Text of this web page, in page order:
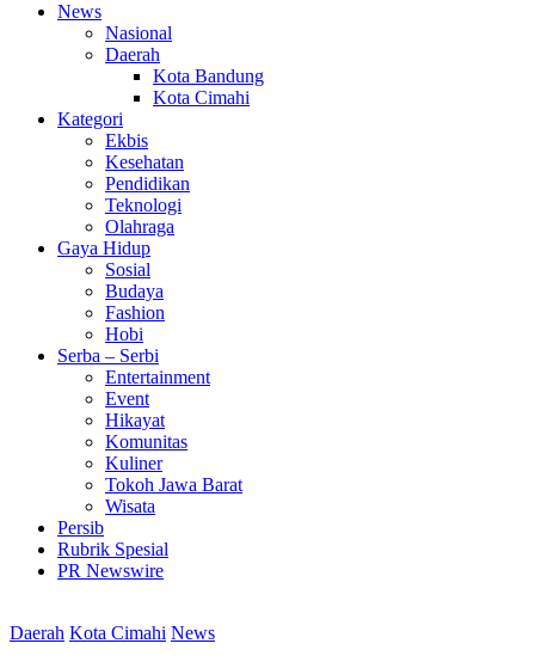
News
Nasional
Daerah
Kota Bandung
Kota Cimahi
Kategori
Ekbis
Kesehatan
Pendidikan
Teknologi
Olahraga
Gaya Hidup
Sosial
Budaya
Fashion
Hobi
Serba – Serbi
Entertainment
Event
Hikayat
Komunitas
Kuliner
Tokoh Jawa Barat
Wisata
Persib
Rubrik Spesial
PR Newswire
Daerah Kota Cimahi News